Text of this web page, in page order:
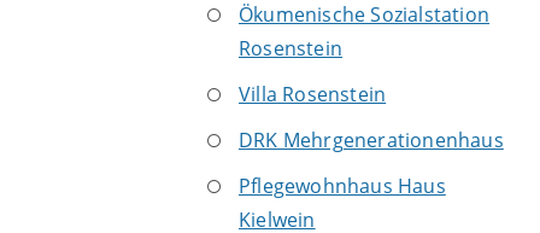
Ökumenische Sozialstation
Rosenstein
Villa Rosenstein
DRK Mehrgenerationenhaus
Pflegewohnhaus Haus
Kielwein